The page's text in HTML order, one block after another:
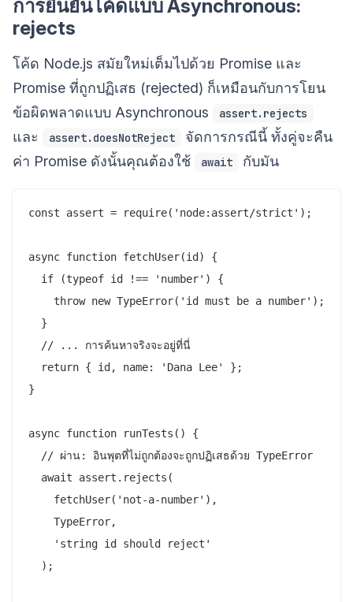
การยืนยันโค้ดแบบ Asynchronous:
rejects
โค้ด Node.js สมัยใหม่เต็มไปด้วย Promise และ
Promise ที่ถูกปฏิเสธ (rejected) ก็เหมือนกับการโยน
ข้อผิดพลาดแบบ Asynchronous
assert.rejects
และ assert.doesNotReject
จัดการกรณีนี้ ทั้งคู่จะคืน
ค่า Promise ดังนั้นคุณต้องใช้
await กับมัน
const assert = require('node:assert/strict');
async function fetchUser(id) {
  if (typeof id !== 'number') {
    throw new TypeError('id must be a number');
  }
  // ... การค้นหาจริงจะอยู่ที่นี่
  return { id, name: 'Dana Lee' };
}
async function runTests() {
  // ผ่าน: อินพุตที่ไม่ถูกต้องจะถูกปฏิเสธด้วย TypeError
  await assert.rejects(
    fetchUser('not-a-number'),
    TypeError,
    'string id should reject'
  );